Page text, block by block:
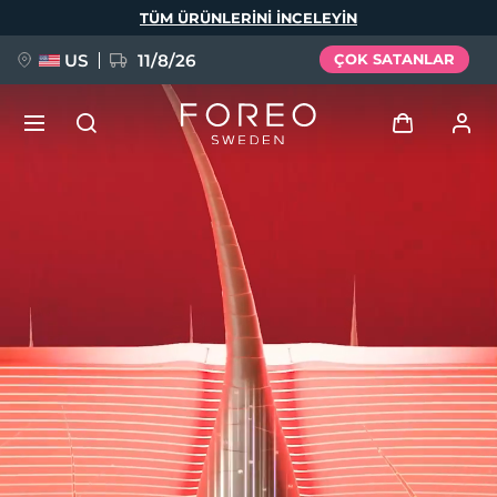
TÜM ÜRÜNLERINI INCELEYIN
US 11/8/26 ÇOK SATANLAR
Siparişlerim
Adresim
Aboneliklerim
FAQ™ Pure Beauty-Tech Elixir
issa™ Teeth Whitening Set
Deutsch
Español
Français
Italiano
Português
Polski
Svenska
Русский
Türkçe
简体中文 繁體中文